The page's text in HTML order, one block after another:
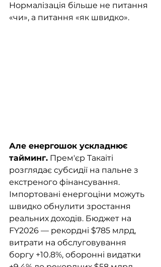
Нормалізація більше не питання
«чи», а питання «як швидко».
Але енергошок ускладнює
тайминг. Прем'єр Такаіті
розглядає субсидії на пальне з
екстреного фінансування.
Імпортовані енергоціни можуть
швидко обнулити зростання
реальних доходів. Бюджет на
FY2026 — рекордні $785 млрд,
витрати на обслуговування
боргу +10.8%, оборонні видатки